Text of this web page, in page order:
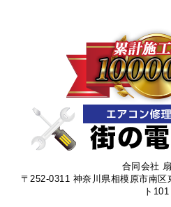
合同会社
〒252-0311 神奈川県相模原市南
ト101